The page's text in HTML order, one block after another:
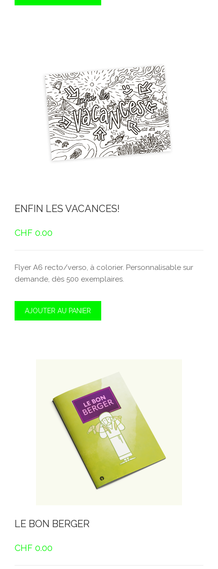
ENFIN LES VACANCES!
CHF 0.00
Flyer A6 recto/verso, à colorier. Personnalisable sur
demande, dès 500 exemplaires.
AJOUTER AU PANIER
LE BON BERGER
CHF 0.00